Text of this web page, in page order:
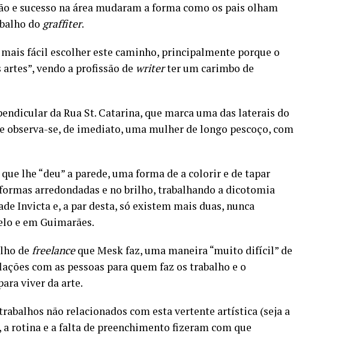
e sucesso na área mudaram a forma como os pais olham
do graffiter.
fácil escolher este caminho, principalmente porque o
vendo a profissão de writerter um carimbo de
da Rua St. Catarina, que marca uma das laterais do
se, de imediato, uma mulher de longo pescoço, com
lhe “deu” a parede, uma forma de a colorir e de tapar
arredondadas e no brilho, trabalhando a dicotomia
Invicta e, a par desta, só existem mais duas, nunca
e em Guimarães.
de freelanceque Mesk faz, uma maneira “muito difícil” de
com as pessoas para quem faz os trabalho e o
viver da arte.
não relacionados com esta vertente artística (seja a
rotina e a falta de preenchimento fizeram com que